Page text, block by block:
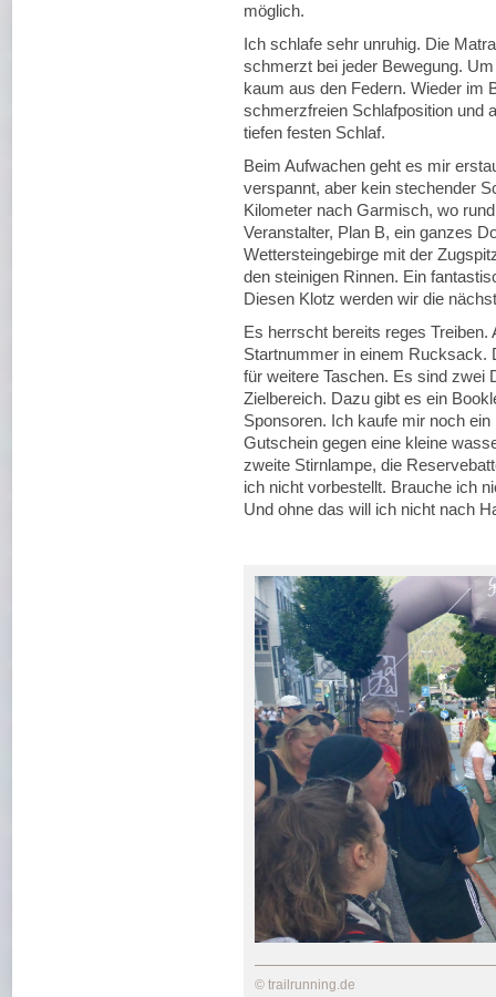
möglich.
Ich schlafe sehr unruhig. Die
schmerzt bei jeder Bewegung.
kaum aus den Federn. Wieder im
schmerzfreien Schlafposition und
tiefen festen Schlaf.
Beim Aufwachen geht es mir
verspannt, aber kein stechender
Kilometer nach Garmisch, wo
Veranstalter, Plan B, ein ganzes
Wettersteingebirge mit der
den steinigen Rinnen. Ein
Diesen Klotz werden wir die
Es herrscht bereits reges
Startnummer in einem Rucksack.
für weitere Taschen. Es sind zwei
Zielbereich. Dazu gibt es ein
Sponsoren. Ich kaufe mir noch
Gutschein gegen eine kleine
zweite Stirnlampe, die
ich nicht vorbestellt. Brauche ich
Und ohne das will ich nicht nach
© trailrunning.de